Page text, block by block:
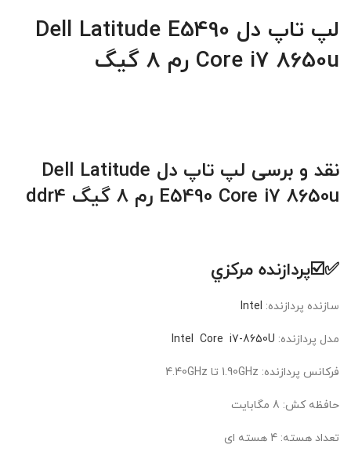
لپ تاپ دل Dell Latitude E5490
Core i7 8650u رم 8 گیگ
نقد و برسی لپ تاپ دل Dell Latitude
E5490 Core i7 8650u رم 8 گیگ ddr4
✅☑️پردازنده مرکزي
سازنده پردازنده: Intel
مدل پردازنده: Intel Core i7-8650U
فرکانس پردازنده: 1.90GHz تا 4.40GHz
حافظه کش: 8 مگابايت
تعداد هسته: 4 هسته ای